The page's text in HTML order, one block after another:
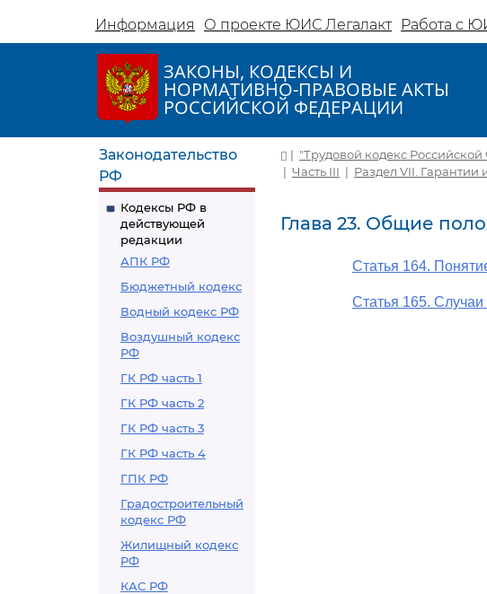
Информация О проекте ЮИС Легалакт Работа с
ЗАКОНЫ, КОДЕКСЫ И
НОРМАТИВНО-ПРАВОВЫЕ АКТЫ
РОССИЙСКОЙ ФЕДЕРАЦИИ
Законодательство
РФ
Кодексы РФ в
действующей
редакции
АПК РФ
Бюджетный кодекс
Водный кодекс РФ
Воздушный кодекс
РФ
ГК РФ часть 1
ГК РФ часть 2
ГК РФ часть 3
ГК РФ часть 4
ГПК РФ
Градостроительный
кодекс РФ
Жилищный кодекс
РФ
КАС РФ
| "Трудовой кодекс Российской
| Часть III | Раздел VII. Гарантии
Глава 23. Общие
Статья 164.
Статья 165. Случаи